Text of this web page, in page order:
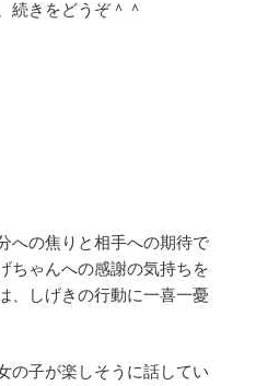
続きをどうぞ＾＾
への焦りと相手への期待で
ちゃんへの感謝の気持ちを
、しげきの行動に一喜一憂
の子が楽しそうに話してい